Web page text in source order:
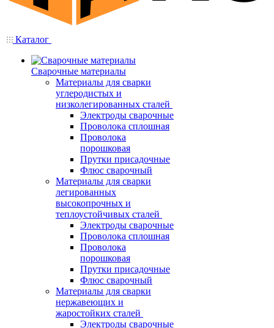
Каталог
Сварочные материалы
Материалы для сварки
углеродистых и
низколегированных сталей
Электроды сварочные
Проволока сплошная
Проволока
порошковая
Прутки присадочные
Флюс сварочный
Материалы для сварки
легированных
высокопрочных и
теплоустойчивых сталей
Электроды сварочные
Проволока сплошная
Проволока
порошковая
Прутки присадочные
Флюс сварочный
Материалы для сварки
нержавеющих и
жаростойких сталей
Электроды сварочные